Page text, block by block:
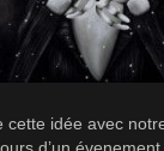
cette idée avec